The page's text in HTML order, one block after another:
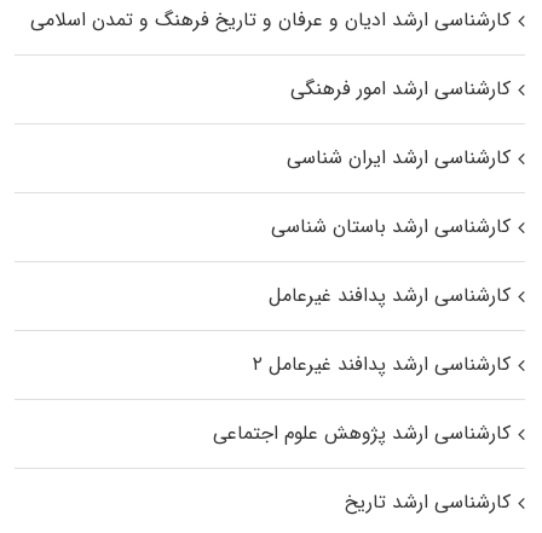
کارشناسی ارشد ادیان و عرفان و تاریخ فرهنگ و تمدن اسلامی
کارشناسی ارشد امور فرهنگی
کارشناسی ارشد ایران شناسی
کارشناسی ارشد باستان شناسی
کارشناسی ارشد پدافند غیرعامل
کارشناسی ارشد پدافند غیرعامل ۲
کارشناسی ارشد پژوهش علوم اجتماعی
کارشناسی ارشد تاریخ